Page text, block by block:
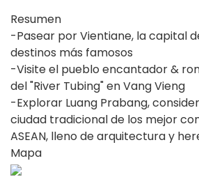
Resumen
-Pasear por Vientiane, la capital
destinos más famosos
-Visite el pueblo encantador &
del "River Tubing" en Vang Vieng
-Explorar Luang Prabang,
ciudad tradicional de los mejor
ASEAN, lleno de arquitectura y
Mapa